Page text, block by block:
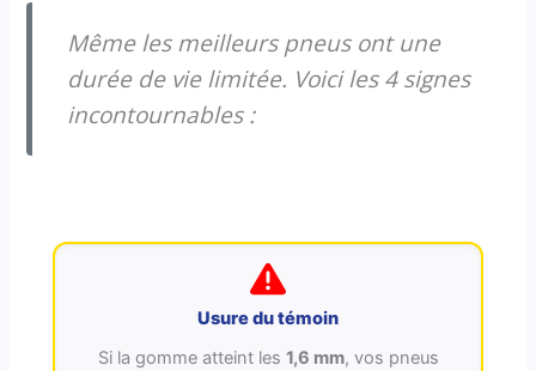
Même les meilleurs pneus ont une
durée de vie limitée. Voici les 4 signes
incontournables :
Usure du témoin
Si la gomme atteint les 1,6 mm, vos pneus